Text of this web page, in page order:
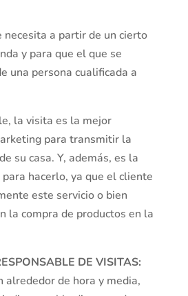
necesita a partir de un cierto
y para que el que se
una persona cualificada a
la visita es la mejor
para transmitir la
su casa. Y, además, es la
hacerlo, ya que el cliente
este servicio o bien
la compra de productos en la
DE VISITAS:
alrededor de hora y media,